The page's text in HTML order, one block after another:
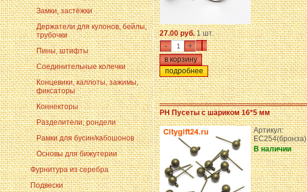
Замки, застёжки
Держатели для кулонов, бейлы,
трубочки
Пины, штифты
Соединительные колечки
Концевики, каллоты, зажимы,
фиксаторы
Коннекторы
Разделители, рондели
Рамки для бусин/кабошонов
Основы для бижутерии
Фурнитура из серебра
Подвески
27.00 руб.1 шт.
- +
подробнее
PH Пусеты с шариком 16*5 мм
Артикул:
EC254(бронза)
В наличии